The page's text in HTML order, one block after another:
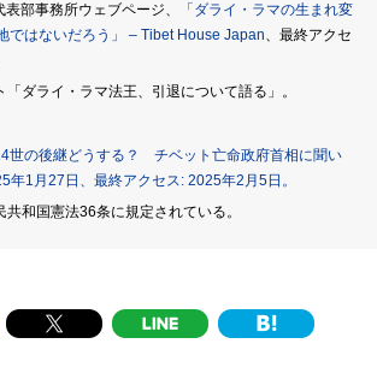
部事務所ウェブページ、
「ダライ・ラマの生まれ変
ではないだろう」 – Tibet House Japan、最終アクセ
ダライ・ラマ法王、引退について語る」。
世の後継どうする？ チベット亡命政府首相に聞い
年1月27日、最終アクセス: 2025年2月5日。
和国憲法36条に規定されている。